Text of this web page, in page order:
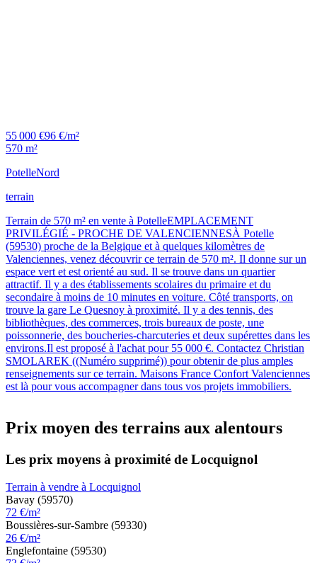
55 000 €96 €/m²
570 m²
PotelleNord
terrain
Terrain de 570 m² en vente à PotelleEMPLACEMENT
PRIVILÉGIÉ - PROCHE DE VALENCIENNESÀ Potelle
(59530) proche de la Belgique et à quelques kilomètres de
Valenciennes, venez découvrir ce terrain de 570 m². Il donne sur un
espace vert et est orienté au sud. Il se trouve dans un quartier
attractif. Il y a des établissements scolaires du primaire et du
secondaire à moins de 10 minutes en voiture. Côté transports, on
trouve la gare Le Quesnoy à proximité. Il y a des tennis, des
bibliothèques, des commerces, trois bureaux de poste, une
poissonnerie, des boucheries-charcuteries et deux supérettes dans les
environs.Il est proposé à l'achat pour 55 000 €. Contactez Christian
SMOLAREK ((Numéro supprimé)) pour obtenir de plus amples
renseignements sur ce terrain. Maisons France Confort Valenciennes
est là pour vous accompagner dans tous vos projets immobiliers.
Prix moyen des terrains aux alentours
Les prix moyens à proximité de Locquignol
Terrain à vendre à Locquignol
Bavay (59570)
72 €/m²
Boussières-sur-Sambre (59330)
26 €/m²
Englefontaine (59530)